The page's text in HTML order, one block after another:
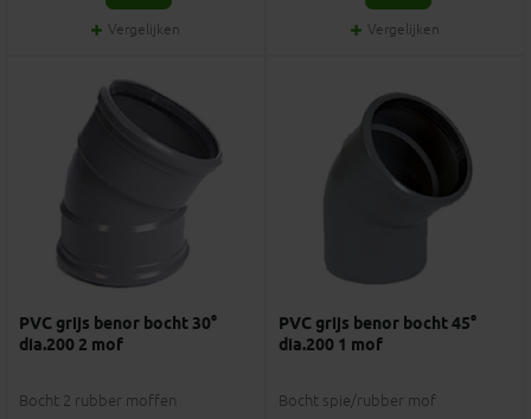
Vergelijken Vergelijken
PVC grijs benor bocht 30°
dia.200 2 mof
Bocht 2 rubber moffen
PVC grijs benor bocht 45°
dia.200 1 mof
Bocht spie/rubber mof